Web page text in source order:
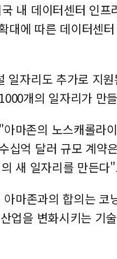
내 데이터센터 인
대에 따른 데이터센
일자리도 추가로 지
개의 일자리가 만
마존의 노스캐롤라
십억 달러 규모 계약
새 일자리를 만든다
마존과의 합의는
업을 변화시키는 기